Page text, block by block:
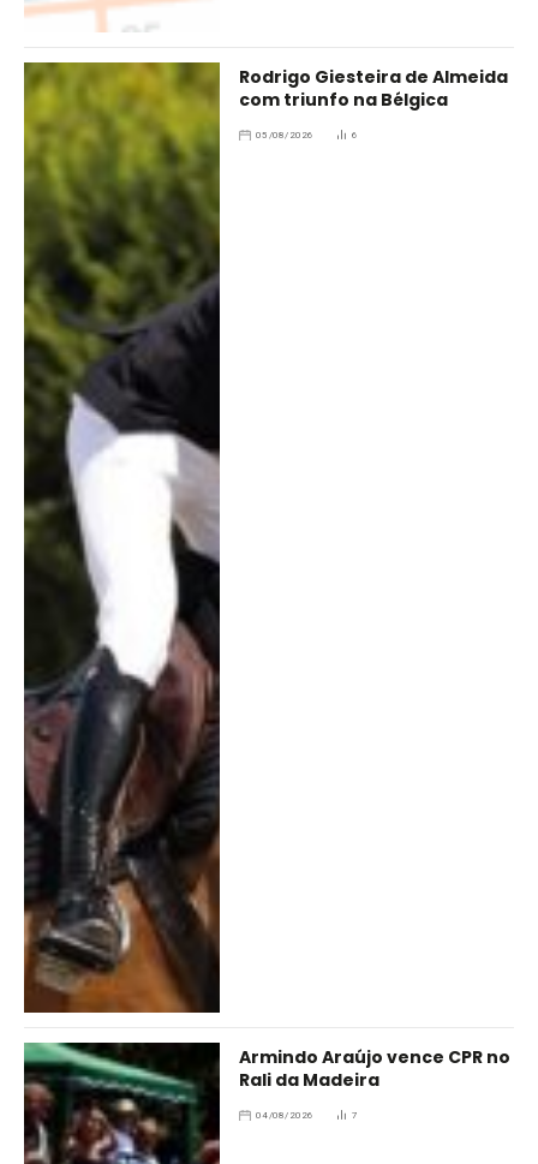
Rodrigo Giesteira de Almeida
com triunfo na Bélgica
05/08/2026 6
Armindo Araújo vence CPR no
Rali da Madeira
04/08/2026 7